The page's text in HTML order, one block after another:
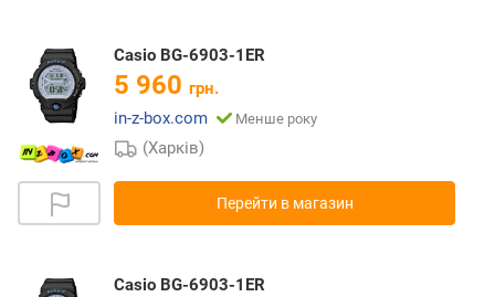
Casio BG-6903-1ER
5 960 грн.
in-z-box.com
Менше року
(Харків)
Перейти в магазин
Casio BG-6903-1ER